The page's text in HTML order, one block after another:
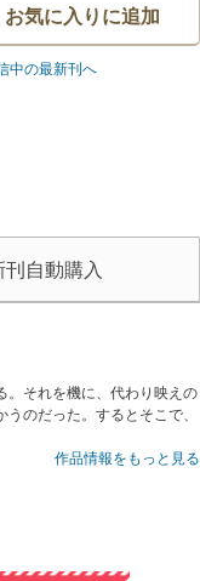
お気に入りに追加
中の最新刊へ
刊自動購入
。それを機に、代わり映えの
のだった。するとそこで、
作品情報をもっと見る